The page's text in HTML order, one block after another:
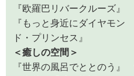
『欧羅巴リバークルーズ』
『もっと身近にダイヤモン
ド・プリンセス』
＜癒しの空間＞
『世界の風呂でととのう』